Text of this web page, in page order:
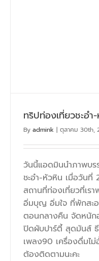
ทริปท่องเที่ยวชะอ
By admink | ตุลาคม 30th,
วันนี้แอดมินนำภาพบร
ชะอำ-หัวหิน เมื่อวันที่
สถานที่ท่องเที่ยวที่เร
อิ่มบุญ อิ่มใจ ที่พักสะ
ตอนกลางคืน จัดหนัก
ปิดผับปาร์ตี้ สุดมันส์
เพลง90 เครื่องดื่มไม่
ต้องติดตามนะคะ